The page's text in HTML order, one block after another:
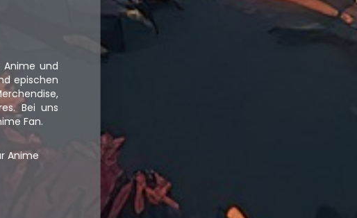
und
epischen
Bei uns
Fan.
Anime